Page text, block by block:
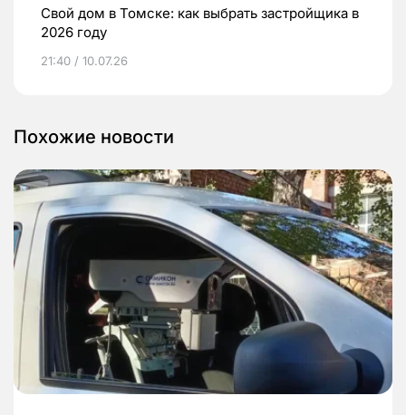
Свой дом в Томске: как выбрать застройщика в
2026 году
21:40 / 10.07.26
Похожие новости